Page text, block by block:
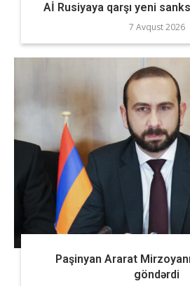
Aİ Rusiyaya qarşı yeni
7 Avqust 2026
Paşinyan Ararat
göndərdi